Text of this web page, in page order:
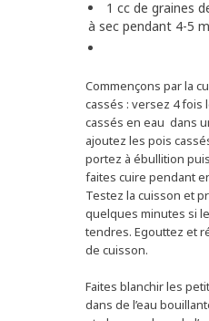
1 cc de graines
à sec pendant 4-5
Commençons par la
cassés : versez 4 fois
cassés en eau dans
ajoutez les pois
portez à ébullition
faites cuire pendant
Testez la cuisson et
quelques minutes si
tendres. Egouttez et
de cuisson.
Faites blanchir les
dans de l’eau